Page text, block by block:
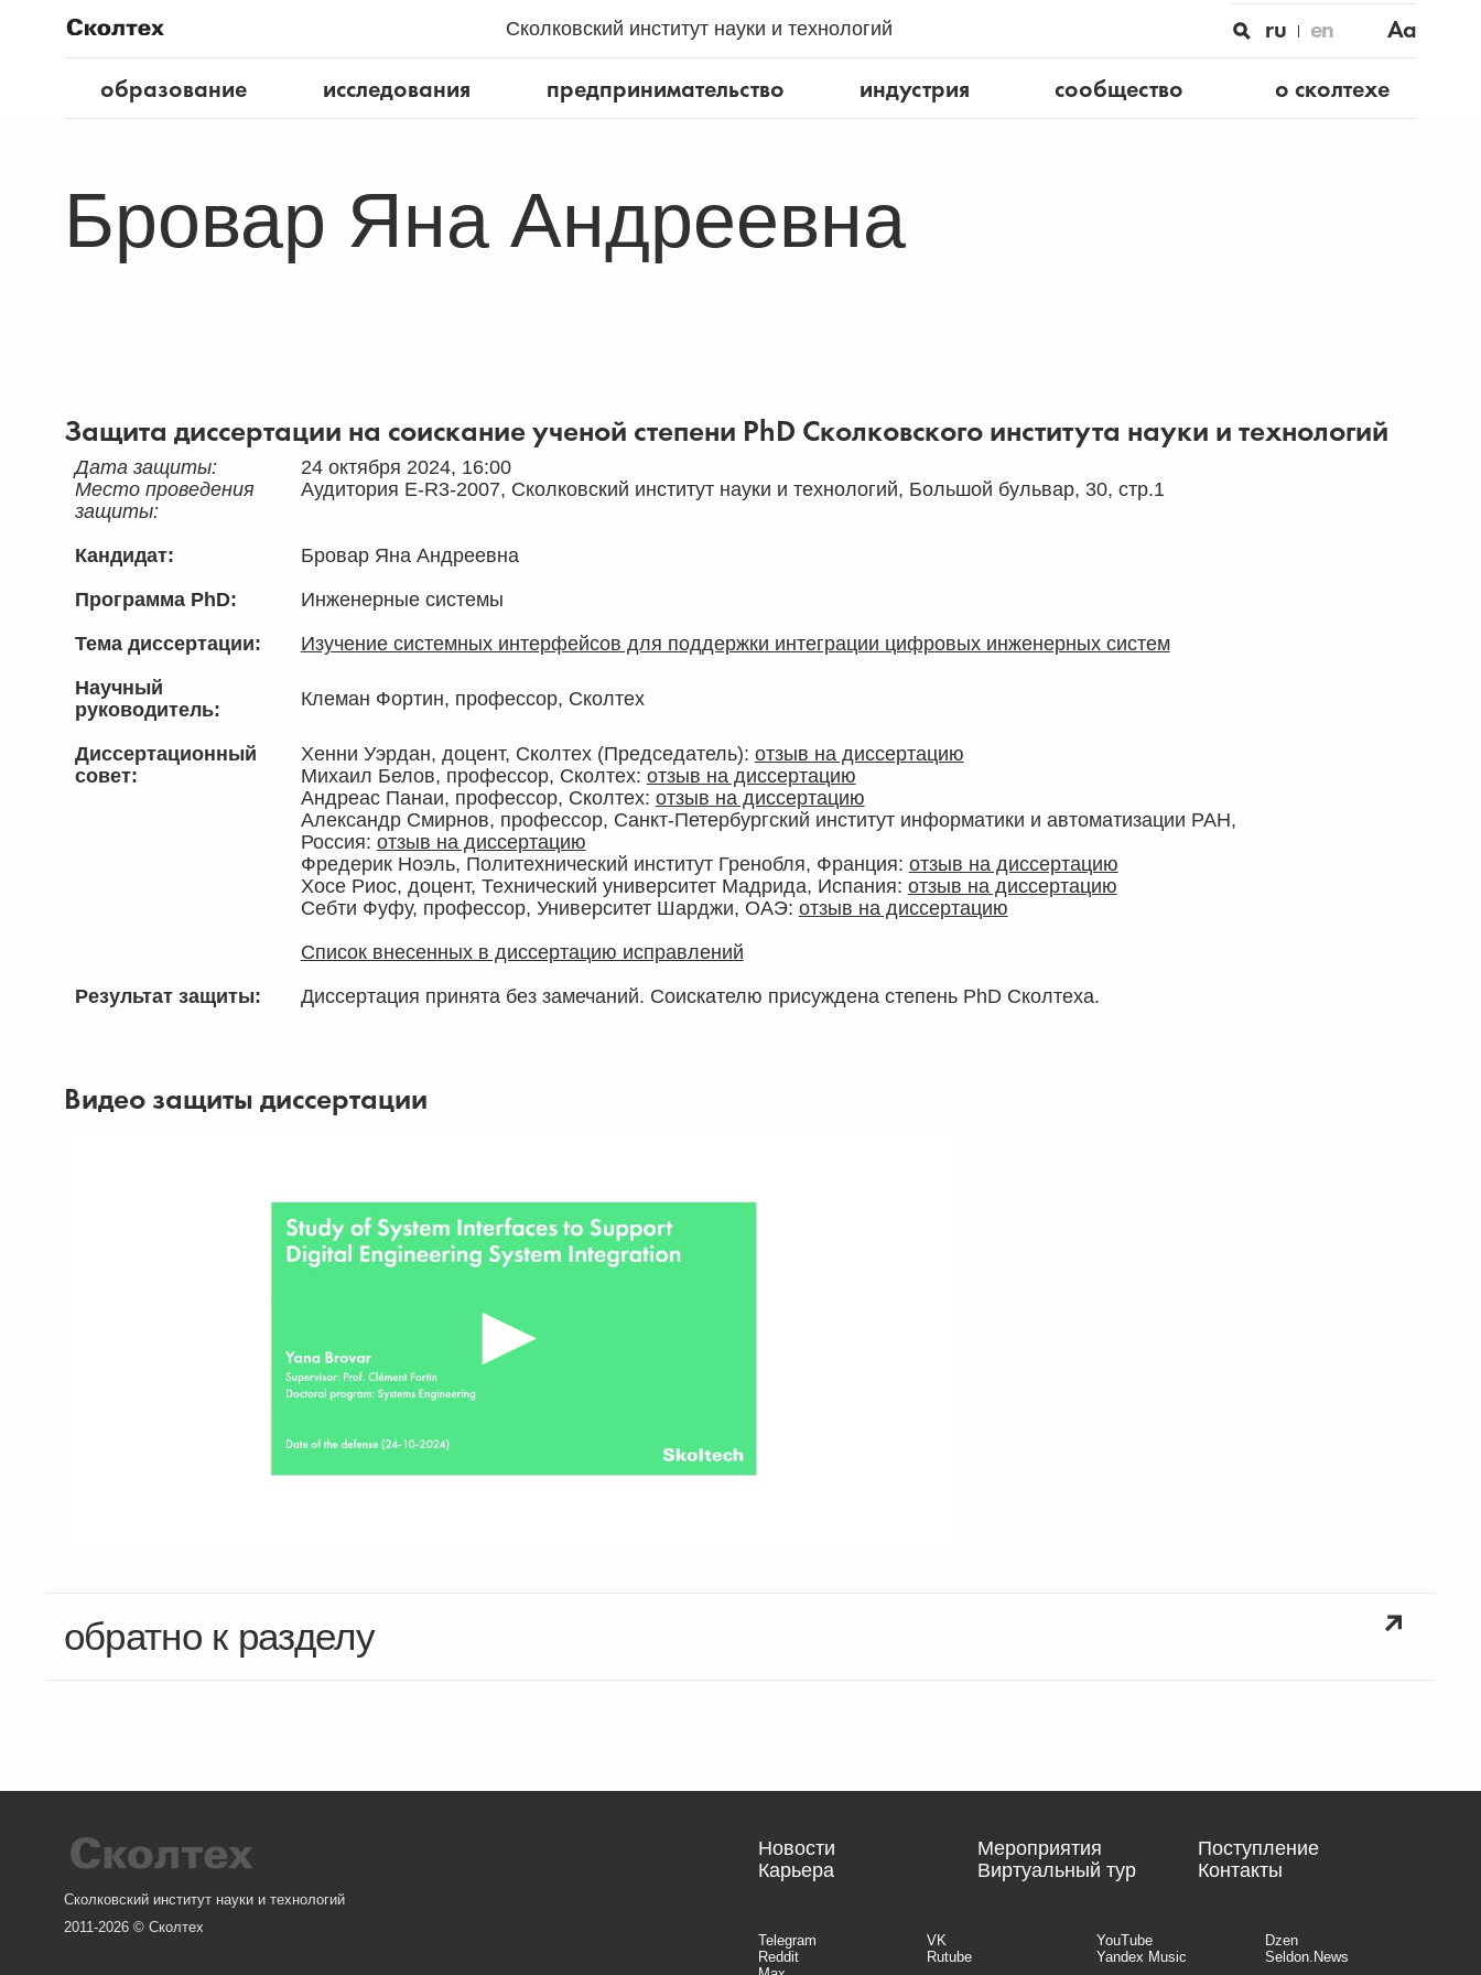
Сколковский институт науки и технологий ru en
Aa
образование
исследования предпринимательство индустрия сообщество о сколтехе
Бровар Яна Андреевна
Защита диссертации на соискание ученой степени PhD Сколковского института науки и технологий
Дата защиты:
Место проведения
защиты:
24 октября 2024, 16:00
Аудитория E-R3-2007, Сколковский институт науки и технологий, Большой бульвар, 30, стр.1
Кандидат:
Бровар Яна Андреевна
Программа PhD:
Инженерные системы
Тема диссертации:
Изучение системных интерфейсов для поддержки интеграции цифровых инженерных систем
Научный
руководитель:
Клеман Фортин, профессор, Сколтех
Диссертационный
совет:
Хенни Уэрдан, доцент, Сколтех (Председатель): отзыв на диссертацию
Михаил Белов, профессор, Сколтех: отзыв на диссертацию
Андреас Панаи, профессор, Сколтех: отзыв на диссертацию
Александр Смирнов, профессор, Санкт-Петербургский институт информатики и автоматизации РАН,
Россия: отзыв на диссертацию
Фредерик Ноэль, Политехнический институт Гренобля, Франция: отзыв на диссертацию
Хосе Риос, доцент, Технический университет Мадрида, Испания: отзыв на диссертацию
Себти Фуфу, профессор, Университет Шарджи, ОАЭ: отзыв на диссертацию
Список внесенных в диссертацию исправлений
Результат защиты:
Диссертация принята без замечаний. Соискателю присуждена степень PhD Сколтеха.
Видео защиты диссертации
обратно к разделу
Сколковский институт науки и технологий
2011-2026 © Сколтех
Новости Мероприятия
Поступление
Карьера
Виртуальный тур Контакты
Telegram VK YouTube
Dzen
Reddit
Rutube Yandex Music
Seldon.News